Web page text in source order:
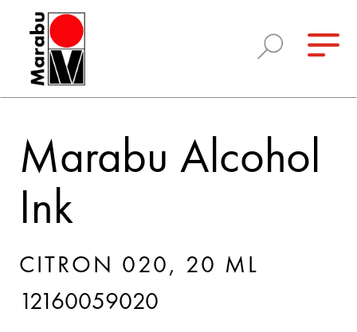
Marabu Alcohol
Ink
CITRON 020, 20 ML
12160059020